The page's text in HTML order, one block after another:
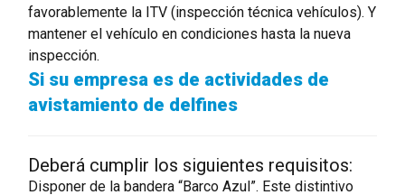
favorablemente la ITV (inspección técnica vehículos). Y
mantener el vehículo en condiciones hasta la nueva
inspección.
Si su empresa es de actividades de
avistamiento de delfines
Deberá cumplir los siguientes requisitos:
Disponer de la bandera “Barco Azul”. Este distintivo